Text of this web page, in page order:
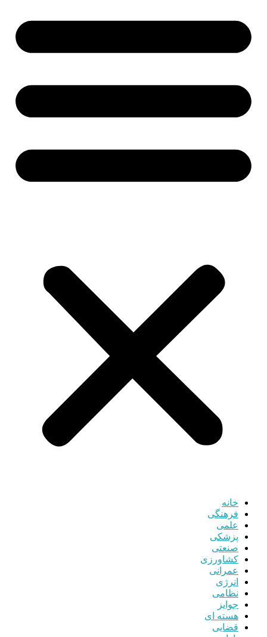
خانه
فرهنگی
علمی
پزشکی
صنعتی
کشاورزی
عمرانی
انرژی
نظامی
جوایز
هسته ای
قضایی